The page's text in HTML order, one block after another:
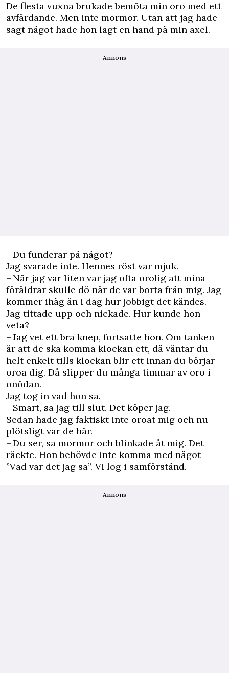
De flesta vuxna brukade bemöta min oro med ett
avfärdande. Men inte mormor. Utan att jag hade
sagt något hade hon lagt en hand på min axel.
Annons
– Du funderar på något?
Jag svarade inte. Hennes röst var mjuk.
– När jag var liten var jag ofta orolig att mina
föräldrar skulle dö när de var borta från mig. Jag
kommer ihåg än i dag hur jobbigt det kändes.
Jag tittade upp och nickade. Hur kunde hon
veta?
– Jag vet ett bra knep, fortsatte hon. Om tanken
är att de ska komma klockan ett, då väntar du
helt enkelt tills klockan blir ett innan du börjar
oroa dig. Då slipper du många timmar av oro i
onödan.
Jag tog in vad hon sa.
– Smart, sa jag till slut. Det köper jag.
Sedan hade jag faktiskt inte oroat mig och nu
plötsligt var de här.
– Du ser, sa mormor och blinkade åt mig. Det
räckte. Hon behövde inte komma med något
”Vad var det jag sa”. Vi log i samförstånd.
Annons